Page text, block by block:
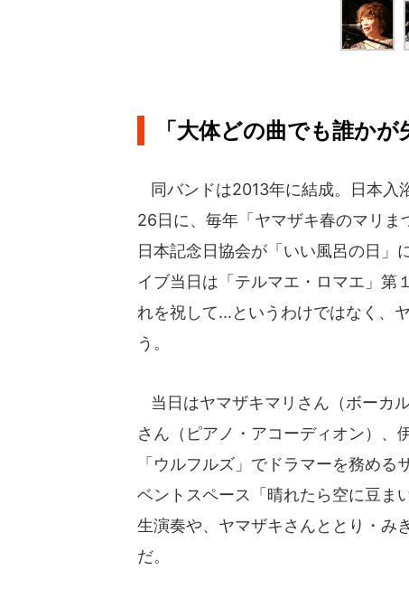
「大体どの曲でも誰かが
同バンドは2013年に結成。日本入
26日に、毎年「ヤマザキ春のマリ
日本記念日協会が「いい風呂の日」
イブ当日は「テルマエ・ロマエ」第
れを祝して...というわけではなく、
う。
当日はヤマザキマリさん（ボーカ
さん（ピアノ・アコーディオン）、
「ウルフルズ」でドラマーを務め
ベントスペース「晴れたら空に豆ま
生演奏や、ヤマザキさんととり・み
だ。